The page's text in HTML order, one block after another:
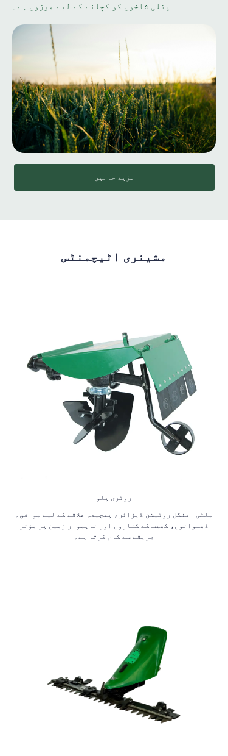
پتلی شاخوں کو کچلنے کے لیے موزوں ہے۔
مزید جانیں
مشینری اٹیچمنٹس
روٹری پلو
ملٹی اینگل روٹیشن ڈیزائن، پیچیدہ علاقے کے لیے موافق۔
ڈھلوانوں، کھیت کے کناروں اور ناہموار زمین پر مؤثر
طریقے سے کام کرتا ہے۔